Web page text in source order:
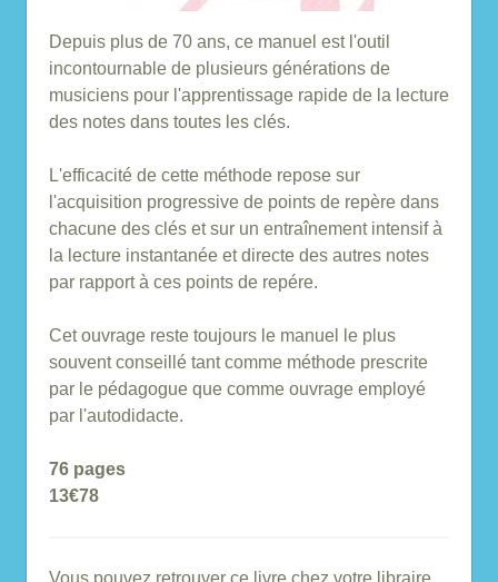
Depuis plus de 70 ans, ce manuel est l'outil
incontournable de plusieurs générations de
musiciens pour l'apprentissage rapide de la lecture
des notes dans toutes les clés.
L'efficacité de cette méthode repose sur
l'acquisition progressive de points de repère dans
chacune des clés et sur un entraînement intensif à
la lecture instantanée et directe des autres notes
par rapport à ces points de repére.
Cet ouvrage reste toujours le manuel le plus
souvent conseillé tant comme méthode prescrite
par le pédagogue que comme ouvrage employé
par l'autodidacte.
76 pages
13€78
Vous pouvez retrouver ce livre chez votre libraire